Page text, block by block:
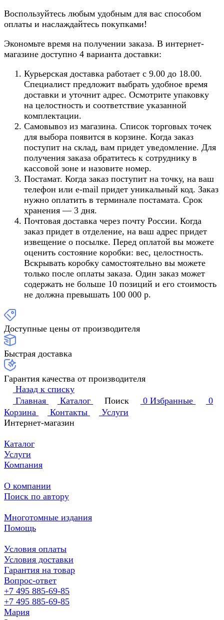
Воспользуйтесь любым удобным для вас способом
оплаты и наслаждайтесь покупками!
Экономьте время на получении заказа. В интернет-
магазине доступно 4 варианта доставки:
Курьерская доставка работает с 9.00 до 18.00.
Специалист предложит выбрать удобное время
доставки и уточнит адрес. Осмотрите упаковку
на целостность и соответствие указанной
комплектации.
Самовывоз из магазина. Список торговых точек
для выбора появится в корзине. Когда заказ
поступит на склад, вам придет уведомление. Для
получения заказа обратитесь к сотруднику в
кассовой зоне и назовите номер.
Постамат. Когда заказ поступит на точку, на ваш
телефон или e-mail придет уникальный код. Заказ
нужно оплатить в терминале постамата. Срок
хранения — 3 дня.
Почтовая доставка через почту России. Когда
заказ придет в отделение, на ваш адрес придет
извещение о посылке. Перед оплатой вы можете
оценить состояние коробки: вес, целостность.
Вскрывать коробку самостоятельно вы можете
только после оплаты заказа. Один заказ может
содержать не больше 10 позиций и его стоимость
не должна превышать 100 000 р.
Доступные цены от производителя
Быстрая доставка
Гарантия качества от производителя
Назад к списку
Главная
Каталог Поиск 0 Избранные
0
Корзина
Контакты
Услуги
Интернет-магазин
Каталог
Услуги
Компания
О компании
Поиск по автору
Многотомные издания
Помощь
Условия оплаты
Условия доставки
Гарантия на товар
Вопрос-ответ
+7 495 885-69-85
+7 495 885-69-85
Мария